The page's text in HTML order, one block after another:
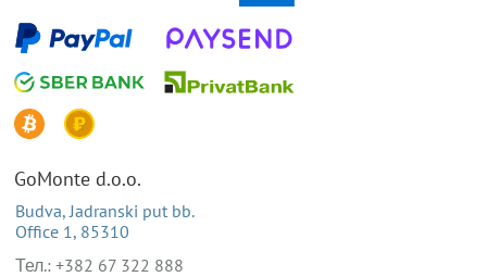
GoMonte d.o.o.
Budva, Jadranski put bb.
Office 1, 85310
Тел.: +382 67 322 888